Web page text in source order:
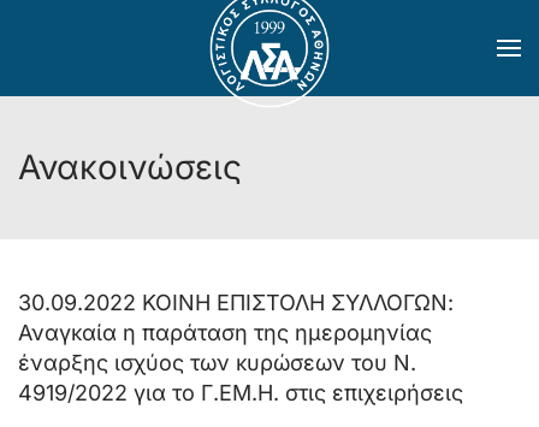
Skip to main content
Ανακοινώσεις
30.09.2022 ΚΟΙΝΗ ΕΠΙΣΤΟΛΗ ΣΥΛΛΟΓΩΝ:
Αναγκαία η παράταση της ημερομηνίας
έναρξης ισχύος των κυρώσεων του Ν.
4919/2022 για το Γ.ΕΜ.Η. στις επιχειρήσεις